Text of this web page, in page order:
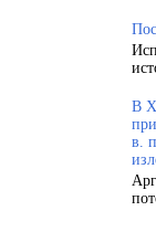
В
в.